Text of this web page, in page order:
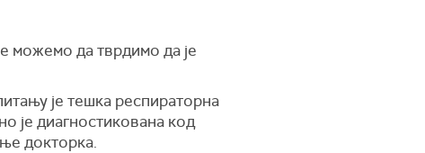
можемо да тврдимо да је
је тешка респираторна
је диагностикована код
докторка.